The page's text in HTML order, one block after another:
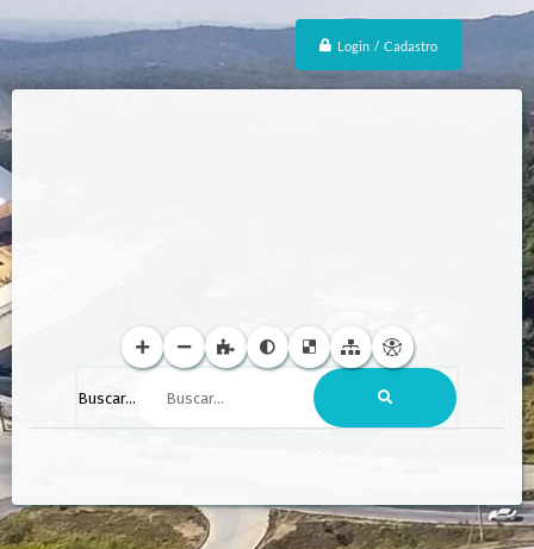
Login / Cadastro
Buscar...